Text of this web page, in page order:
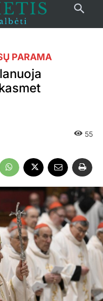
PARAMA
55